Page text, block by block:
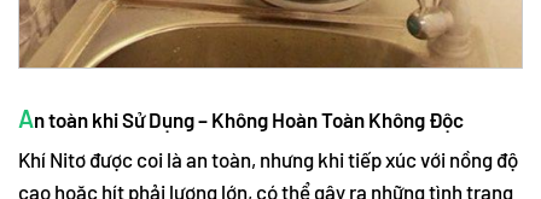
An toàn khi Sử Dụng – Không Hoàn Toàn Không Độc
Khí Nitơ được coi là an toàn, nhưng khi tiếp xúc với nồng độ
cao hoặc hít phải lượng lớn, có thể gây ra những tình trạng